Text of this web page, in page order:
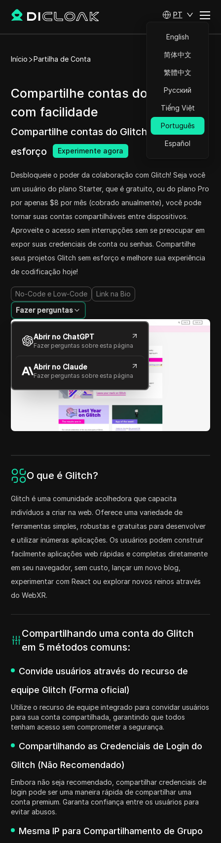
PT
English
简体中文
繁體中文
Русский
Tiếng Việt
Português
Español
Início Partilha de Conta
Compartilhe contas do Glitch
com facilidade
Compartilhe contas do Glitch Pro sem
esforço
Experimente agora
Desbloqueie o poder da colaboração com Glitch! Seja você
um usuário do plano Starter, que é gratuito, ou do plano Pro
por apenas $8 por mês (cobrado anualmente), você pode
tornar suas contas compartilháveis entre dispositivos.
Aproveite o acesso sem interrupções sem se preocupar em
expor suas credenciais de conta ou senhas. Compartilhe
seus projetos Glitch sem esforço e melhore sua experiência
de codificação hoje!
No-Code e Low-Code
Link na Bio
Fazer perguntas
Abrir no ChatGPT
Fazer perguntas sobre esta página
Abrir no Claude
Fazer perguntas sobre esta página
O que é Glitch?
Glitch é uma comunidade acolhedora que capacita
indivíduos a criar na web. Oferece uma variedade de
ferramentas simples, robustas e gratuitas para desenvolver
e utilizar inúmeras aplicações. Os usuários podem construir
facilmente aplicações web rápidas e completas diretamente
em seu navegador, sem custo, lançar um novo blog,
experimentar com React ou explorar novos reinos através
do WebXR.
Compartilhando uma conta do Glitch
em 5 métodos comuns:
Convide usuários através do recurso de
equipe Glitch (Forma oficial)
Utilize o recurso de equipe integrado para convidar usuários
para sua conta compartilhada, garantindo que todos
tenham acesso sem comprometer a segurança.
Compartilhando as Credenciais de Login do
Glitch (Não Recomendado)
Embora não seja recomendado, compartilhar credenciais de
login pode ser uma maneira rápida de compartilhar uma
conta premium. Garanta confiança entre os usuários para
evitar abusos.
Mesma IP para Compartilhamento de Grupo